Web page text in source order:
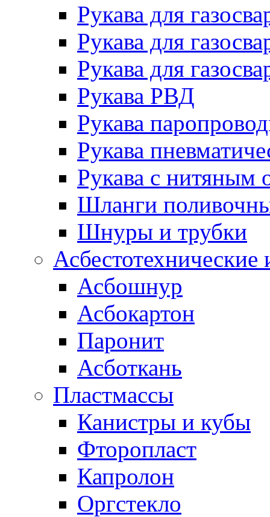
Рукава для
Рукава для
Рукава для
Рукава РВД
Рукава
Рукава
Рукава с нитяным
Шланги
Шнуры и трубки
Асбестотехнические
Асбошнур
Асбокартон
Паронит
Асботкань
Пластмассы
Канистры и кубы
Фторопласт
Капролон
Оргстекло